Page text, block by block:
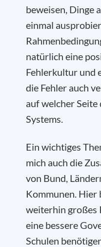
beweisen, Dinge
einmal
natürlich eine
Fehlerkultur und
die Fehler auch
auf welcher Seite
Systems.
Ein wichtiges
mich auch die
von Bund,
Kommunen. Hier
weiterhin großes
eine bessere
Schulen